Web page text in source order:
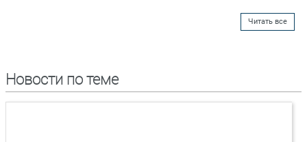
Читать все
Новости по теме